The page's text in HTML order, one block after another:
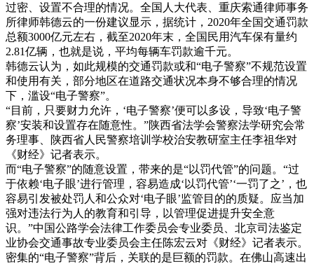
过密、设置不合理的情况。全国人大代表、重庆索通律师事务
所律师韩德云的一份建议显示，据统计，2020年全国交通罚款
总额3000亿元左右，截至2020年末，全国民用汽车保有量约
2.81亿辆，也就是说，平均每辆车罚款逾千元。
韩德云认为，如此规模的交通罚款或和“电子警察”不规范设置
和使用有关，部分地区在道路交通状况本身不够合理的情况
下，滥设“电子警察”。
“目前，只要财力允许，‘电子警察’便可以多设，导致‘电子警
察’安装和设置存在随意性。”陕西省法学会警察法学研究会常
务理事、陕西省人民警察培训学校治安教研室主任李祖华对
《财经》记者表示。
而“电子警察”的随意设置，带来的是“以罚代管”的问题。“过
于依赖‘电子眼’进行管理，容易造成‘以罚代管’‘一罚了之’，也
容易引发被处罚人和公众对‘电子眼’监管目的的质疑。应当加
强对违法行为人的教育和引导，以管理促进提升安全意
识。”中国公路学会法律工作委员会专业委员、北京司法鉴定
业协会交通事故专业委员会主任陈宏云对《财经》记者表示。
密集的“电子警察”背后，关联的是巨额的罚款。在佛山高速出